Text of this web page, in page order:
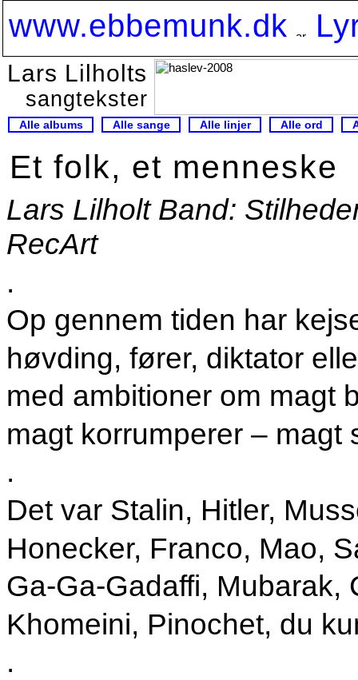
www.ebbemunk.dk
Lars Lilholts
sangtekster
Alle albums Alle sange Alle linjer Alle ord
Et folk, et menneske
Lars Lilholt Band:
RecArt
.
Op gennem tiden har
høvding, fører, diktator
med ambitioner om magt
magt korrumperer – magt
.
Det var Stalin, Hitler,
Honecker, Franco, Mao,
Ga-Ga-Gadaffi, Mubarak,
Khomeini, Pinochet, du
.